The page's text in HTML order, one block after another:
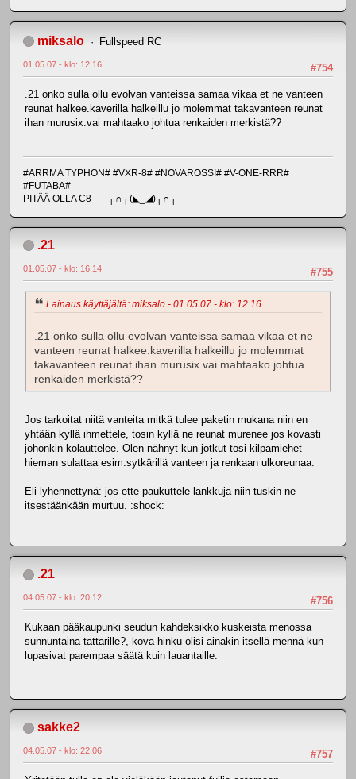
miksalo Fullspeed RC
#754
01.05.07 - klo: 12.16
.21 onko sulla ollu evolvan vanteissa samaa vikaa et ne vanteen
reunat halkee.kaverilla halkeillu jo molemmat takavanteen reunat
ihan murusix.vai mahtaako johtua renkaiden merkistä??
#ARRMA TYPHON# #VXR-8# #NOVAROSSI# #V-ONE-RRR#
#FUTABA#
PITÄÄ OLLA C8 ┌∩┐(◣_◢)┌∩┐
.21
#755
01.05.07 - klo: 16.14
Lainaus käyttäjältä: miksalo - 01.05.07 - klo: 12.16
.21 onko sulla ollu evolvan vanteissa samaa vikaa et ne
vanteen reunat halkee.kaverilla halkeillu jo molemmat
takavanteen reunat ihan murusix.vai mahtaako johtua
renkaiden merkistä??
Jos tarkoitat niitä vanteita mitkä tulee paketin mukana niin en
yhtään kyllä ihmettele, tosin kyllä ne reunat murenee jos kovasti
johonkin kolauttelee. Olen nähnyt kun jotkut tosi kilpamiehet
hieman sulattaa esim:sytkärillä vanteen ja renkaan ulkoreunaa.
Eli lyhennettynä: jos ette paukuttele lankkuja niin tuskin ne
itsestäänkään murtuu. :shock:
.21
#756
04.05.07 - klo: 20.12
Kukaan pääkaupunki seudun kahdeksikko kuskeista menossa
sunnuntaina tattarille?, kova hinku olisi ainakin itsellä mennä kun
lupasivat parempaa säätä kuin lauantaille.
sakke2
#757
04.05.07 - klo: 22.06